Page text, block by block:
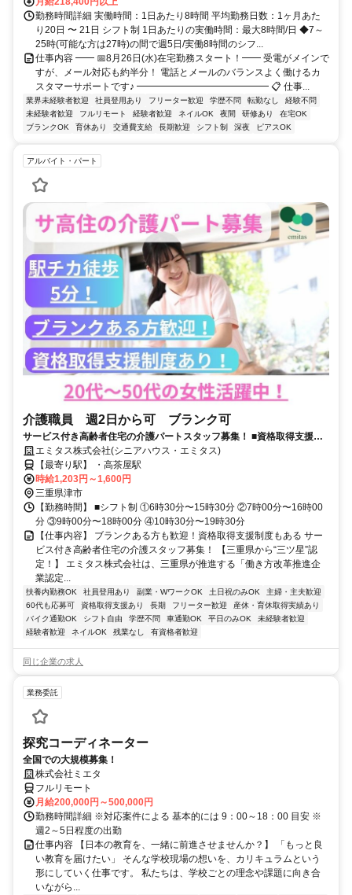
勤務時間詳細 実働時間：1日あたり8時間 平均勤務日数：1ヶ月あた
り20日 〜 21日 シフト制 1日あたりの実働時間：最大8時間/日 ◆7～
25時(可能な方は27時)の間で週5日/実働8時間のシフ...
仕事内容 ━━ 📅8月26日(水)在宅勤務スタート！━━ 受電がメインで
すが、メール対応も約半分！ 電話とメールのバランスよく働けるカ
スタマーサポートです♪ ━━━━━━━━━━━━━━ 📋 仕事...
業界未経験者歓迎 社員登用あり フリーター歓迎 学歴不問 転勤なし
経験不問
未経験者歓迎
フルリモート 経験者歓迎 ネイルOK 夜間 研修あり
在宅OK
ブランクOK
育休あり 交通費支給 長期歓迎 シフト制 深夜 ピアスOK
アルバイト・パート
介護職員 週2日から可 ブランク可
サービス付き高齢者住宅の介護パートスタッフ募集！ ■資格取得支援制
度あり！■20代～50代の女性活躍中！ ■ブランクある方歓迎！■駅チカ徒
歩5分！
エミタス株式会社(シニアハウス・エミタス)
【最寄り駅】 ・高茶屋駅
時給1,203円～1,600円
三重県津市
【勤務時間】 ■シフト制 ①6時30分〜15時30分 ②7時00分〜16時00
分 ③9時00分〜18時00分 ④10時30分〜19時30分
【仕事内容】 ブランクある方も歓迎！資格取得支援制度もある サー
ビス付き高齢者住宅の介護スタッフ募集！ 【三重県から“三ツ星”認
定！】 エミタス株式会社は、三重県が推進する「働き方改革推進企
業認定...
扶養内勤務OK 社員登用あり 副業・WワークOK 土日祝のみOK
主婦・主夫歓迎
60代も応募可
資格取得支援あり 長期 フリーター歓迎
産休・育休取得実績あり
バイク通勤OK
シフト自由 学歴不問 車通勤OK 平日のみOK
未経験者歓迎
経験者歓迎
ネイルOK 残業なし 有資格者歓迎
同じ企業の求人
業務委託
探究コーディネーター
全国での大規模募集！
株式会社ミエタ
フルリモート
月給200,000円～500,000円
勤務時間詳細 ※対応案件による 基本的には 9：00～18：00 目安 ※
週2～5日程度の出勤
仕事内容 【日本の教育を、一緒に前進させませんか？】 「もっと良
い教育を届けたい」 そんな学校現場の想いを、カリキュラムという
形にしていく仕事です。 私たちは、学校ごとの理念や課題に向き合
いながら...